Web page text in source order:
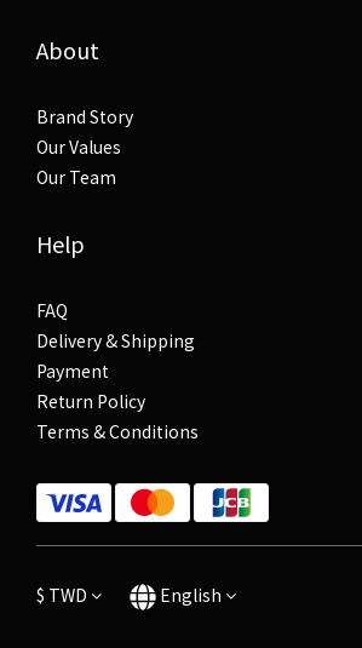
About
Brand Story
Our Values
Our Team
Help
FAQ
Delivery & Shipping
Payment
Return Policy
Terms & Conditions
$ TWD English